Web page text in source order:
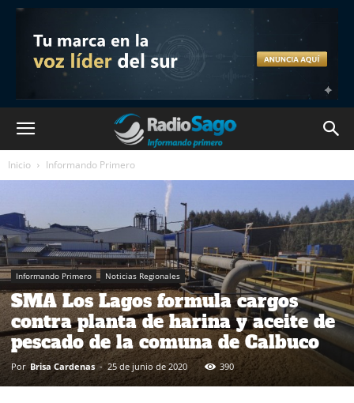
Inicio Informando Primero
Informando Primero Noticias Regionales
SMA Los Lagos formula cargos
contra planta de harina y aceite de
pescado de la comuna de Calbuco
Por Brisa Cardenas - 25 de junio de 2020 390